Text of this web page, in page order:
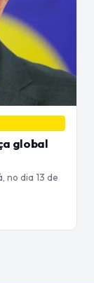
global
no dia 13 de